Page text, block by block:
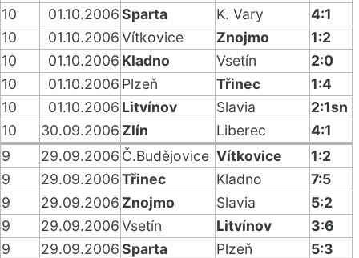
10
01.10.2006Sparta K. Vary
4:1
10
01.10.2006Vítkovice Znojmo
1:2
10
01.10.2006 Kladno Vsetín
2:0
10
01.10.2006 Plzeň Třinec
1:4
10
01.10.2006 Litvínov Slavia
2:1sn
10
30.09.2006 Zlín Liberec
4:1
9
29.09.2006 Č.Budějovice Vítkovice
1:2
9
29.09.2006Třinec Kladno
7:5
9
29.09.2006 Znojmo Slavia
5:2
9
29.09.2006Vsetín Litvínov
3:6
9
29.09.2006Sparta Plzeň
5:3